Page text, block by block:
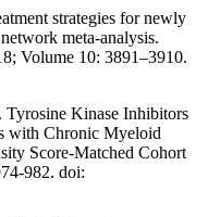
strategies for newly
meta-analysis.
Volume 10: 3891–3910.
Kinase Inhibitors
with Chronic Myeloid
Score-Matched Cohort
982. doi: